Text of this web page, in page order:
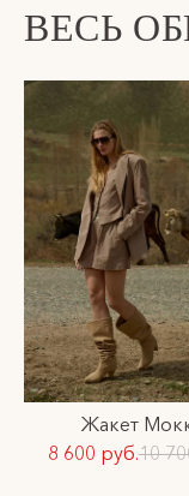
ВЕСЬ
Жакет
8 600 руб.10